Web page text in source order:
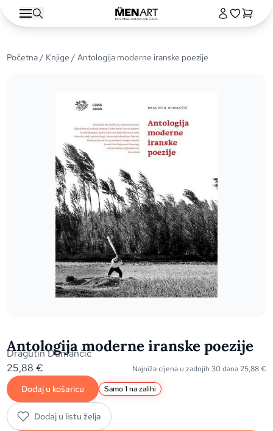
Početna/ Knjige / Antologija moderne iranske poezije
Antologija moderne iranske poezije
Dragutin Dumančić
25,88€ Najniža cijena u zadnjih 30 dana 25,88€
Dodaj u košaricu Samo 1 na zalihi
Dodaj u listu želja